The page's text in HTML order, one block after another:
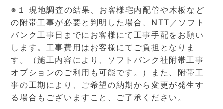
※１ 現地調査の結果、お客様宅内配管や木板など
の附帯工事が必要と判明した場合、NTT／ソフト
バンク工事日までにお客様にて工事手配をお願い
します。工事費用はお客様にてご負担となりま
す。（施工内容により、ソフトバンク社附帯工事
オプションのご利用も可能です。）また、附帯工
事の工期により、ご希望の納期から変更が発生す
る場合もございますこと、ご了承ください。